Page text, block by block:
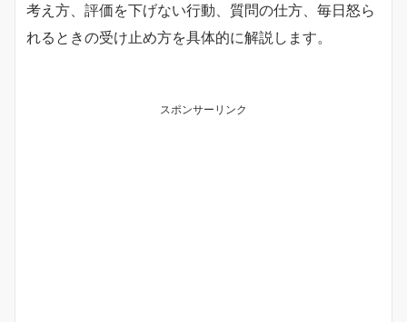
考え方、評価を下げない行動、質問の仕方、毎日怒ら
れるときの受け止め方を具体的に解説します。
スポンサーリンク